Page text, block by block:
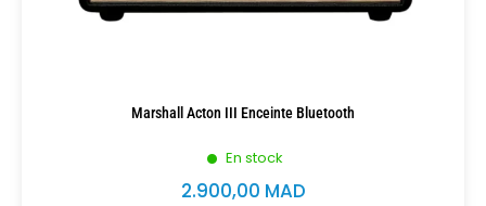
En stock
Marshall Acton III Enceinte Bluetooth
2.900,00 MAD